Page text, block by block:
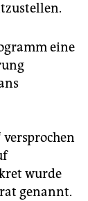
eine
wurde
genannt.